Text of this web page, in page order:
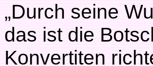
„Durch seine
das ist die
Konvertiten